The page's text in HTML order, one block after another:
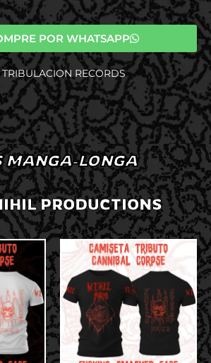
POR WHATSAPP
RECORDS
MANGA-LONGA
PRODUCTIONS